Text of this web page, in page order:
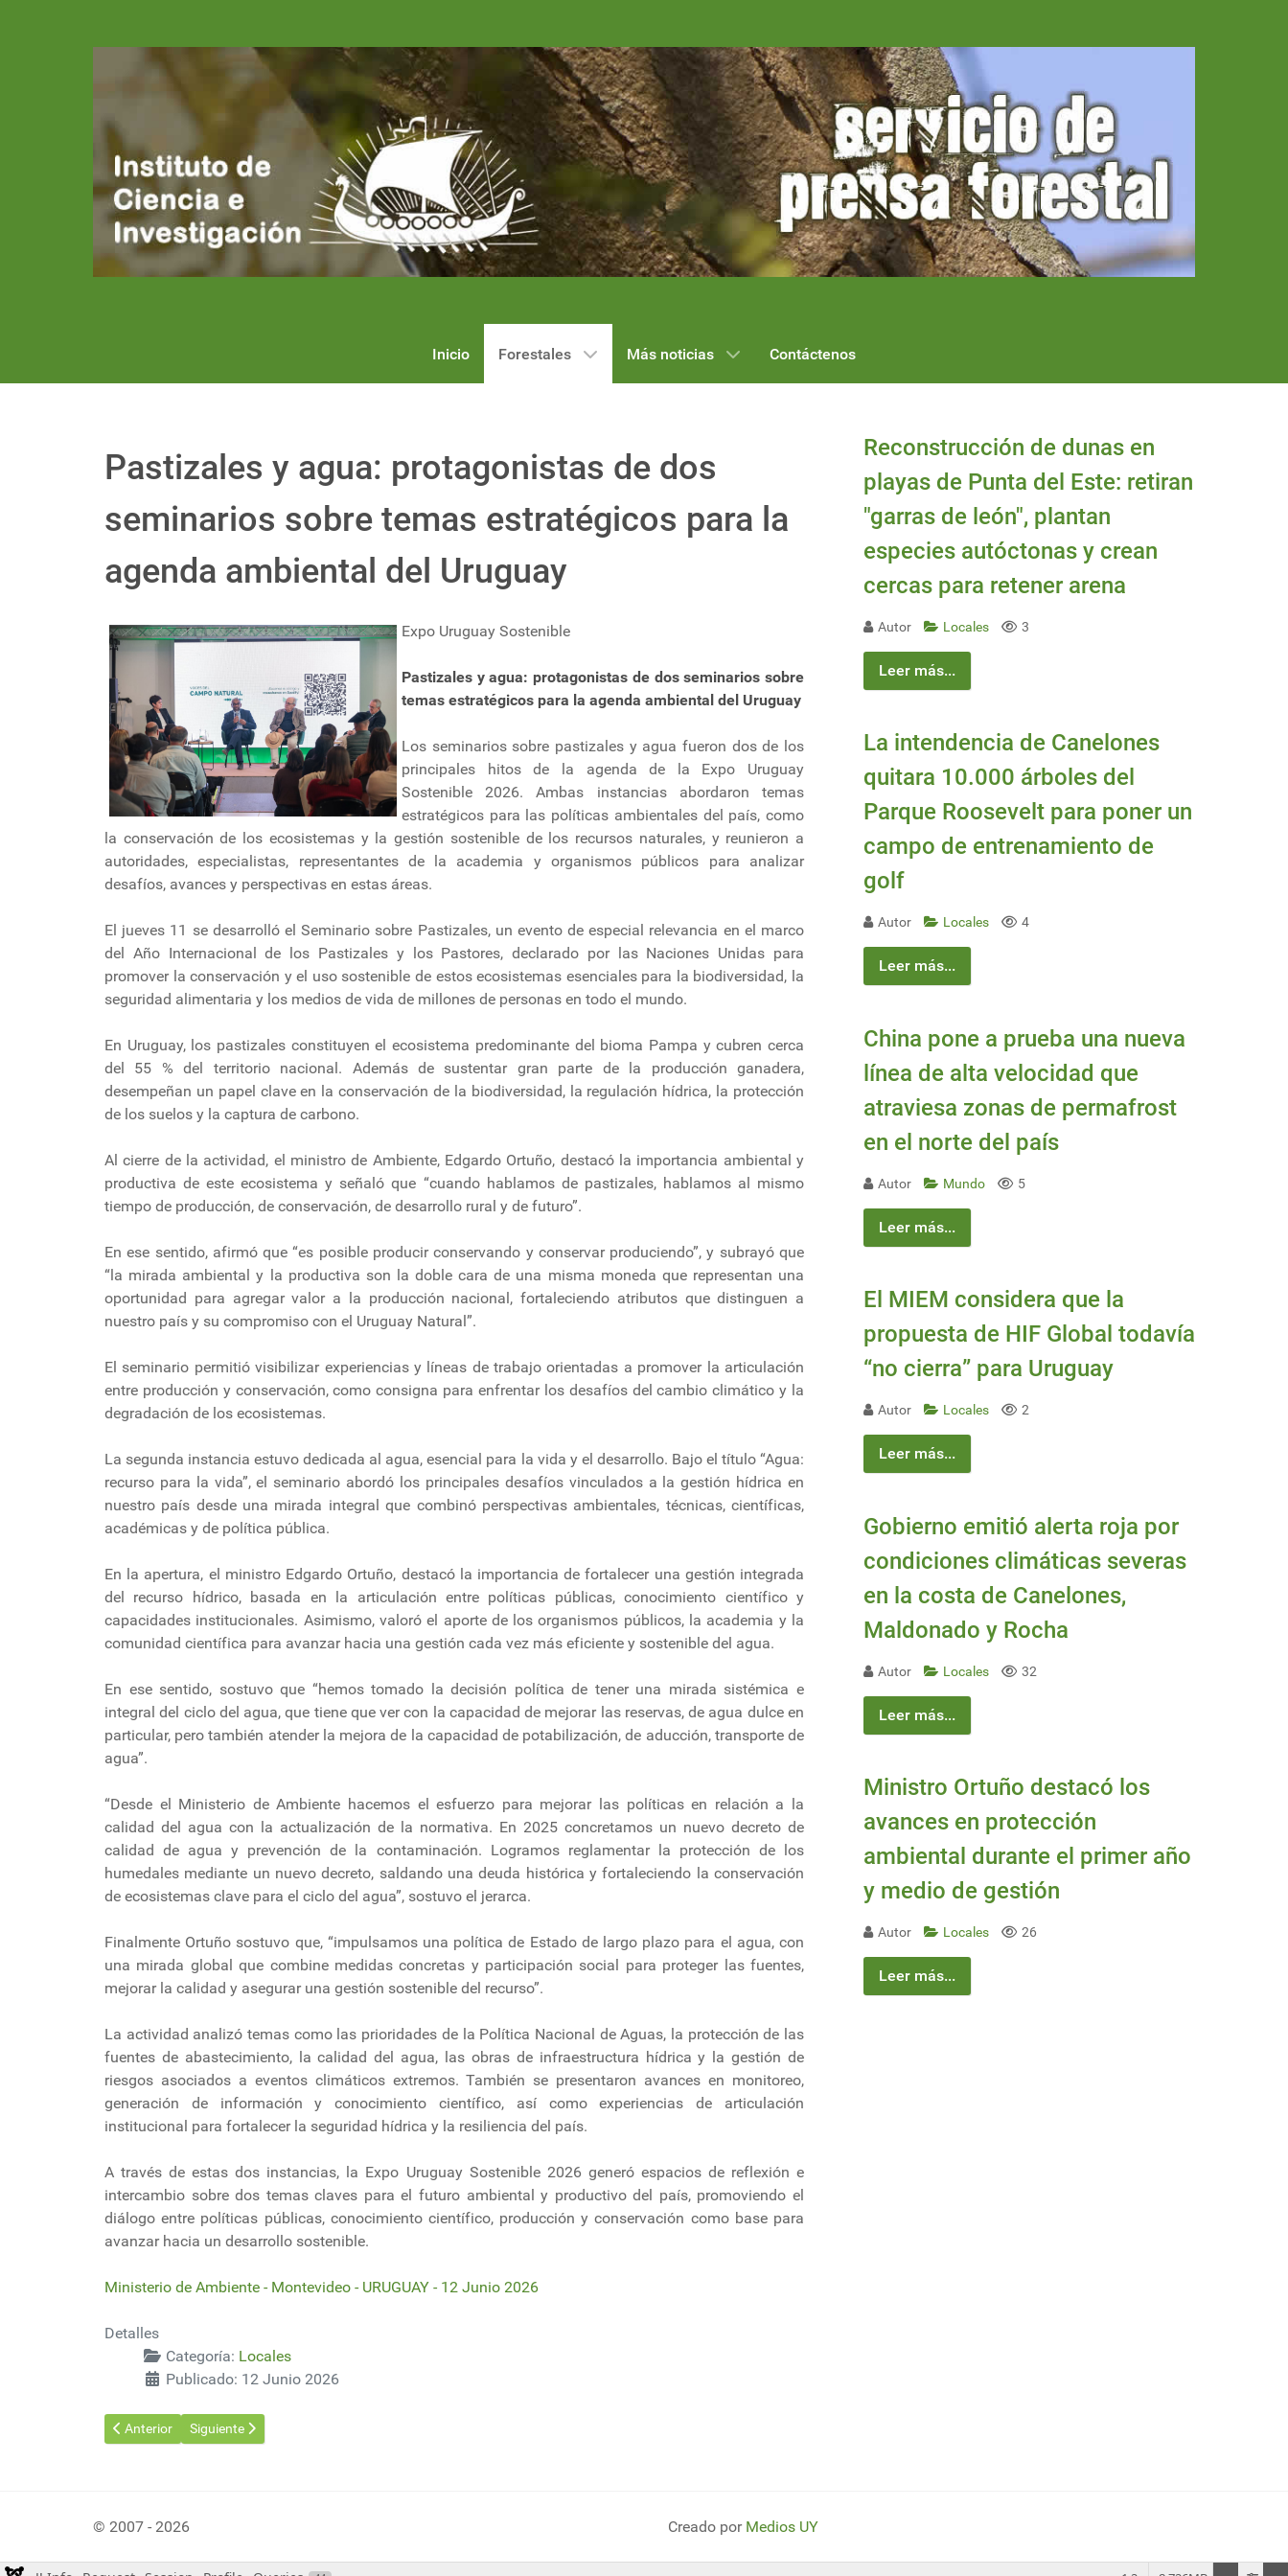
Inicio Forestales Más noticias Contáctenos
Pastizales y agua: protagonistas de dos
seminarios sobre temas estratégicos para la
agenda ambiental del Uruguay
Expo Uruguay Sostenible
Pastizales y agua: protagonistas de dos seminarios sobre
temas estratégicos para la agenda ambiental del Uruguay
Los seminarios sobre pastizales y agua fueron dos de los
principales hitos de la agenda de la Expo Uruguay
Sostenible 2026. Ambas instancias abordaron temas
estratégicos para las políticas ambientales del país, como
la conservación de los ecosistemas y la gestión sostenible de los recursos naturales, y reunieron a
autoridades, especialistas, representantes de la academia y organismos públicos para analizar
desafíos, avances y perspectivas en estas áreas.
El jueves 11 se desarrolló el Seminario sobre Pastizales, un evento de especial relevancia en el marco
del Año Internacional de los Pastizales y los Pastores, declarado por las Naciones Unidas para
promover la conservación y el uso sostenible de estos ecosistemas esenciales para la biodiversidad, la
seguridad alimentaria y los medios de vida de millones de personas en todo el mundo.
En Uruguay, los pastizales constituyen el ecosistema predominante del bioma Pampa y cubren cerca
del 55 % del territorio nacional. Además de sustentar gran parte de la producción ganadera,
desempeñan un papel clave en la conservación de la biodiversidad, la regulación hídrica, la protección
de los suelos y la captura de carbono.
Al cierre de la actividad, el ministro de Ambiente, Edgardo Ortuño, destacó la importancia ambiental y
productiva de este ecosistema y señaló que “cuando hablamos de pastizales, hablamos al mismo
tiempo de producción, de conservación, de desarrollo rural y de futuro”.
En ese sentido, afirmó que “es posible producir conservando y conservar produciendo”, y subrayó que
“la mirada ambiental y la productiva son la doble cara de una misma moneda que representan una
oportunidad para agregar valor a la producción nacional, fortaleciendo atributos que distinguen a
nuestro país y su compromiso con el Uruguay Natural”.
El seminario permitió visibilizar experiencias y líneas de trabajo orientadas a promover la articulación
entre producción y conservación, como consigna para enfrentar los desafíos del cambio climático y la
degradación de los ecosistemas.
La segunda instancia estuvo dedicada al agua, esencial para la vida y el desarrollo. Bajo el título “Agua:
recurso para la vida”, el seminario abordó los principales desafíos vinculados a la gestión hídrica en
nuestro país desde una mirada integral que combinó perspectivas ambientales, técnicas, científicas,
académicas y de política pública.
En la apertura, el ministro Edgardo Ortuño, destacó la importancia de fortalecer una gestión integrada
del recurso hídrico, basada en la articulación entre políticas públicas, conocimiento científico y
capacidades institucionales. Asimismo, valoró el aporte de los organismos públicos, la academia y la
comunidad científica para avanzar hacia una gestión cada vez más eficiente y sostenible del agua.
En ese sentido, sostuvo que “hemos tomado la decisión política de tener una mirada sistémica e
integral del ciclo del agua, que tiene que ver con la capacidad de mejorar las reservas, de agua dulce en
particular, pero también atender la mejora de la capacidad de potabilización, de aducción, transporte de
agua”.
“Desde el Ministerio de Ambiente hacemos el esfuerzo para mejorar las políticas en relación a la
calidad del agua con la actualización de la normativa. En 2025 concretamos un nuevo decreto de
calidad de agua y prevención de la contaminación. Logramos reglamentar la protección de los
humedales mediante un nuevo decreto, saldando una deuda histórica y fortaleciendo la conservación
de ecosistemas clave para el ciclo del agua”, sostuvo el jerarca.
Finalmente Ortuño sostuvo que, “impulsamos una política de Estado de largo plazo para el agua, con
una mirada global que combine medidas concretas y participación social para proteger las fuentes,
mejorar la calidad y asegurar una gestión sostenible del recurso”.
La actividad analizó temas como las prioridades de la Política Nacional de Aguas, la protección de las
fuentes de abastecimiento, la calidad del agua, las obras de infraestructura hídrica y la gestión de
riesgos asociados a eventos climáticos extremos. También se presentaron avances en monitoreo,
generación de información y conocimiento científico, así como experiencias de articulación
institucional para fortalecer la seguridad hídrica y la resiliencia del país.
A través de estas dos instancias, la Expo Uruguay Sostenible 2026 generó espacios de reflexión e
intercambio sobre dos temas claves para el futuro ambiental y productivo del país, promoviendo el
diálogo entre políticas públicas, conocimiento científico, producción y conservación como base para
avanzar hacia un desarrollo sostenible.
Ministerio de Ambiente - Montevideo - URUGUAY - 12 Junio 2026
Detalles
Categoría: Locales
Publicado: 12 Junio 2026
Artículo anterior: Transportistas autoconvocados no fueron recibidos por el gobierno; las concentraciones seguirán.
Anterior Artículo siguiente: Séptima edición de la Ronda de Negocios en la Expo Uruguay Sostenible
Siguiente
Reconstrucción de dunas en
playas de Punta del Este: retiran
"garras de león", plantan
especies autóctonas y crean
cercas para retener arena
Autor Locales 3
Leer más...
La intendencia de Canelones
quitara 10.000 árboles del
Parque Roosevelt para poner un
campo de entrenamiento de
golf
Autor Locales 4
Leer más...
China pone a prueba una nueva
línea de alta velocidad que
atraviesa zonas de permafrost
en el norte del país
Autor Mundo 5
Leer más...
El MIEM considera que la
propuesta de HIF Global todavía
“no cierra” para Uruguay
Autor Locales 2
Leer más...
Gobierno emitió alerta roja por
condiciones climáticas severas
en la costa de Canelones,
Maldonado y Rocha
Autor Locales 32
Leer más...
Ministro Ortuño destacó los
avances en protección
ambiental durante el primer año
y medio de gestión
Autor Locales 26
Leer más...
© 2007 - 2026 Creado por Medios UY